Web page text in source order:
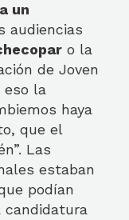
un
audiencias
o la
de Joven
eso la
haya
que el
Las
estaban
podían
candidatura